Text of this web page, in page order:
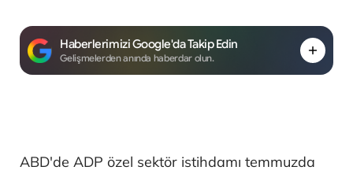
Haberlerimizi Google'da Takip Edin
Gelişmelerden anında haberdar olun.
ABD'de ADP özel sektör istihdamı temmuzda